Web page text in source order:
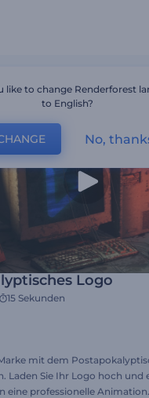
Logo
15 Sekunden
mit dem
Laden Sie Ihr Logo hoch und
eine professionelle
like to change Renderforest
to English?
No,